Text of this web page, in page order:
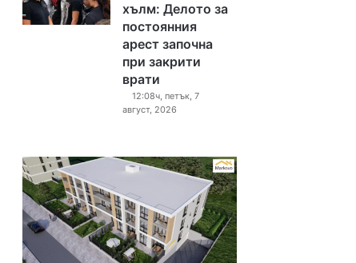
хълм: Делото за
постоянния
арест започна
при закрити
врати
12:08ч, петък, 7
август, 2026